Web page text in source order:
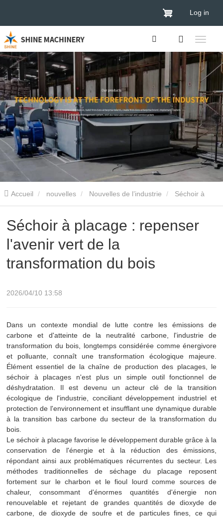
Log in
Accueil nouvelles Nouvelles de l’industrie
placage : repenser l'avenir vert de la transformation du bois
Séchoir à placage : repenser
l'avenir vert de la
transformation du bois
2026/04/10 13:58
Dans un contexte mondial de lutte contre les émissions de
carbone et d'atteinte de la neutralité carbone, l'industrie de
transformation du bois, longtemps considérée comme énergivore
et polluante, connaît une transformation écologique majeure.
Élément essentiel de la chaîne de production des placages, le
séchoir à placages n'est plus un simple outil fonctionnel de
déshydratation. Il est devenu un acteur clé de la transition
écologique de l'industrie, conciliant développement industriel et
protection de l'environnement et insufflant une dynamique durable
à la transition bas carbone du secteur de la transformation du
bois.
Le séchoir à placage favorise le développement durable grâce à la
conservation de l'énergie et à la réduction des émissions,
répondant ainsi aux problématiques récurrentes du secteur. Les
méthodes traditionnelles de séchage du placage reposent
fortement sur le charbon et le fioul lourd comme sources de
chaleur, consommant d'énormes quantités d'énergie non
renouvelable et rejetant de grandes quantités de dioxyde de
carbone, de dioxyde de soufre et de particules fines, ce qui